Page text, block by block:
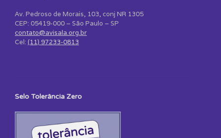
Av. Pedroso de Morais, 103, conj NR 1305
CEP: 05419-000 – São Paulo – SP
contato@avisala.org.br
Cel: (11) 97233-0813
Selo Tolerância Zero